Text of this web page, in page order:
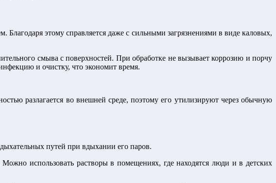
этому справляется даже с сильными загрязнениями в виде каловых,
смыва с поверхностей. При обработке не вызывает коррозию и порчу
и очистку, что экономит время.
разлагается во внешней среде, поэтому его утилизируют через обычную
путей при вдыхании его паров.
использовать растворы в помещениях, где находятся люди и в детских